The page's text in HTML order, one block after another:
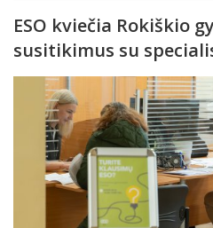
ESO kviečia Rokiškio
susitikimus su